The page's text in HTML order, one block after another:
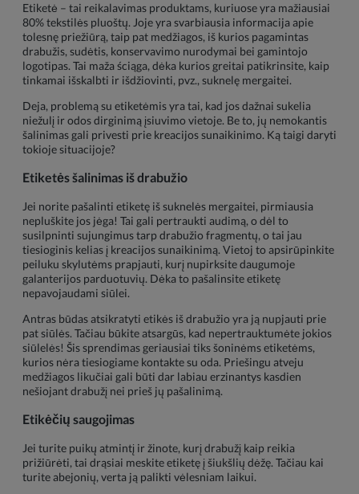
Etiketė – tai reikalavimas produktams, kuriuose yra mažiausiai
80% tekstilės pluoštų. Joje yra svarbiausia informacija apie
tolesnę priežiūrą, taip pat medžiagos, iš kurios pagamintas
drabužis, sudėtis, konservavimo nurodymai bei gamintojo
logotipas. Tai maža ściąga, dėka kurios greitai patikrinsite, kaip
tinkamai išskalbti ir išdžiovinti, pvz., suknelę mergaitei.
Deja, problemą su etiketėmis yra tai, kad jos dažnai sukelia
niežulį ir odos dirginimą įsiuvimo vietoje. Be to, jų nemokantis
šalinimas gali privesti prie kreacijos sunaikinimo. Ką taigi daryti
tokioje situacijoje?
Etiketės šalinimas iš drabužio
Jei norite pašalinti etiketę iš suknelės mergaitei, pirmiausia
nepluškite jos jėga! Tai gali pertraukti audimą, o dėl to
susilpninti sujungimus tarp drabužio fragmentų, o tai jau
tiesioginis kelias į kreacijos sunaikinimą. Vietoj to apsirūpinkite
peiluku skylutėms prapjauti, kurį nupirksite daugumoje
galanterijos parduotuvių. Dėka to pašalinsite etiketę
nepavojaudami siūlei.
Antras būdas atsikratyti etikės iš drabužio yra ją nupjauti prie
pat siūlės. Tačiau būkite atsargūs, kad nepertrauktumėte jokios
siūlelės! Šis sprendimas geriausiai tiks šoninėms etiketėms,
kurios nėra tiesiogiame kontakte su oda. Priešingu atveju
medžiagos likučiai gali būti dar labiau erzinantys kasdien
nešiojant drabužį nei prieš jų pašalinimą.
Etikėčių saugojimas
Jei turite puikų atmintį ir žinote, kurį drabužį kaip reikia
prižiūrėti, tai drąsiai meskite etiketę į šiukšlių dėžę. Tačiau kai
turite abejonių, verta ją palikti vėlesniam laikui.